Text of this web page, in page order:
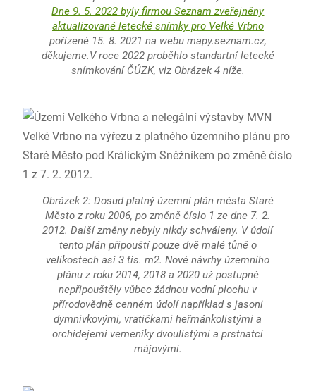
Dne 9. 5. 2022 byly firmou Seznam zveřejněny
aktualizované letecké snímky pro Velké Vrbno
pořízené 15. 8. 2021 na webu mapy.seznam.cz,
děkujeme.V roce 2022 proběhlo standartní letecké
snímkování ČÚZK, viz Obrázek 4 níže.
Obrázek 2: Dosud platný územní plán města Staré
Město z roku 2006, po změně číslo 1 ze dne 7. 2.
2012. Další změny nebyly nikdy schváleny. V údolí
tento plán připouští pouze dvě malé tůně o
velikostech asi 3 tis. m2. Nové návrhy územního
plánu z roku 2014, 2018 a 2020 už postupně
nepřipouštěly vůbec žádnou vodní plochu v
přírodovědně cenném údolí například s jasoni
dymnivkovými, vratičkami heřmánkolistými a
orchidejemi vemeníky dvoulistými a prstnatci
májovými.